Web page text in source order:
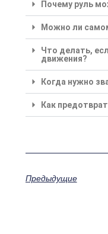
Почему руль
Можно ли
Что делать,
движения?
Когда нужно
Как
Предыдущие